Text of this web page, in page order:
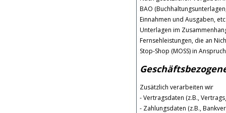
BAO
Einnahmen und Ausgaben,
Unterlagen im
Fernsehleistungen, die an
Stop-Shop (MOSS) in
Zusätzlich verarbeiten wir
- Vertragsdaten (z.B.,
- Zahlungsdaten (z.B.,